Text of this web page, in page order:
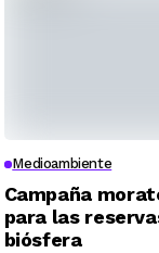
Medioambiente
Campaña
para las
biósfera